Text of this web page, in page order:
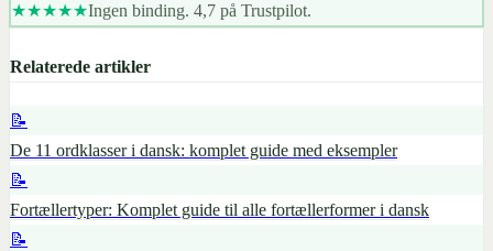
★★★★★Ingen binding. 4,7 på Trustpilot.
Relaterede artikler
📝
De 11 ordklasser i dansk: komplet guide med eksempler
📝
Fortællertyper: Komplet guide til alle fortællerformer i dansk
📝